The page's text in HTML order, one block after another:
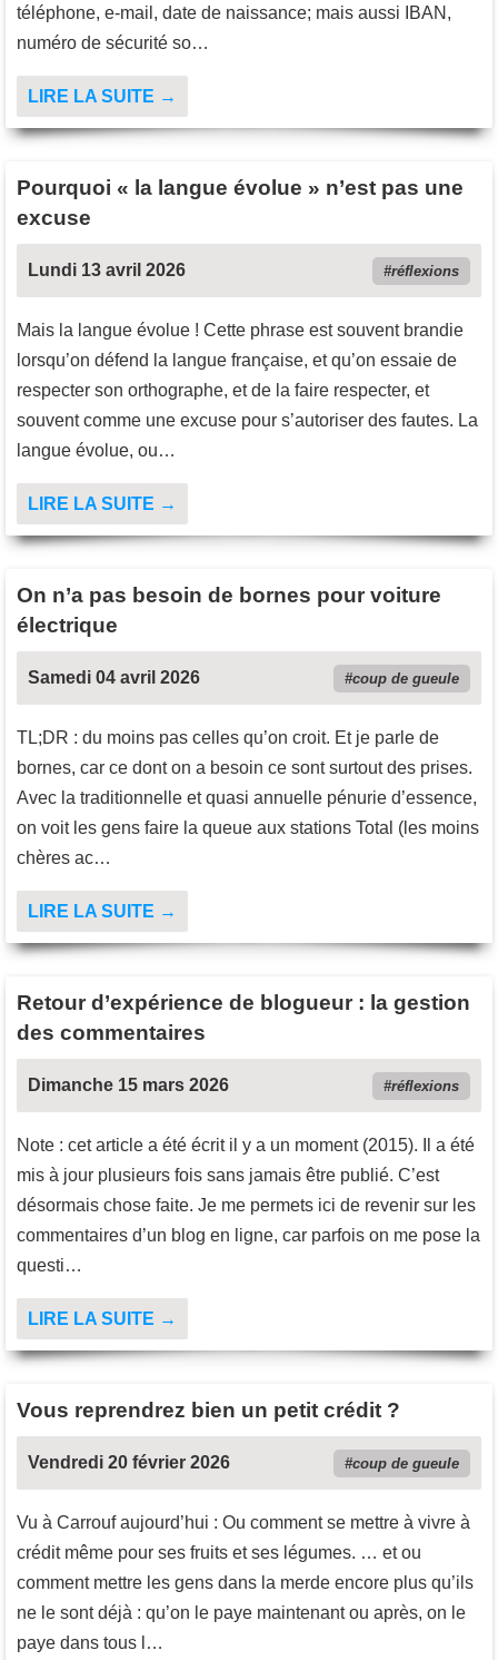
téléphone, e-mail, date de naissance; mais aussi IBAN,
numéro de sécurité so…
LIRE LA SUITE →
Pourquoi « la langue évolue » n’est pas une
excuse
Lundi 13 avril 2026 réflexions
Mais la langue évolue ! Cette phrase est souvent brandie
lorsqu’on défend la langue française, et qu’on essaie de
respecter son orthographe, et de la faire respecter, et
souvent comme une excuse pour s’autoriser des fautes. La
langue évolue, ou…
LIRE LA SUITE →
On n’a pas besoin de bornes pour voiture
électrique
Samedi 04 avril 2026 coup de gueule
TL;DR : du moins pas celles qu’on croit. Et je parle de
bornes, car ce dont on a besoin ce sont surtout des prises.
Avec la traditionnelle et quasi annuelle pénurie d’essence,
on voit les gens faire la queue aux stations Total (les moins
chères ac…
LIRE LA SUITE →
Retour d’expérience de blogueur : la gestion
des commentaires
Dimanche 15 mars 2026 réflexions
Note : cet article a été écrit il y a un moment (2015). Il a été
mis à jour plusieurs fois sans jamais être publié. C’est
désormais chose faite. Je me permets ici de revenir sur les
commentaires d’un blog en ligne, car parfois on me pose la
questi…
LIRE LA SUITE →
Vous reprendrez bien un petit crédit ?
Vendredi 20 février 2026 coup de gueule
Vu à Carrouf aujourd’hui : Ou comment se mettre à vivre à
crédit même pour ses fruits et ses légumes. … et ou
comment mettre les gens dans la merde encore plus qu’ils
ne le sont déjà : qu’on le paye maintenant ou après, on le
paye dans tous l…